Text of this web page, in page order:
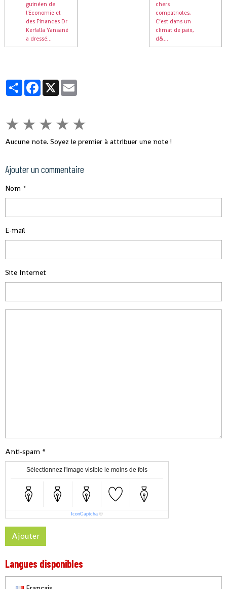
guinéen de
l'Economie et
des Finances Dr
Kerfalla Yansané
a dressé...
chers
compatriotes,
C’est dans un
climat de paix,
d&...
PartagerFacebook
X
★ ★ ★ ★ ★
Aucune note. Soyez le premier à attribuer une note !
Ajouter un commentaire
Nom
E-mail
Site Internet
Anti-spam
Sélectionnez l'image visible le moins de fois
IconCaptcha ©
Ajouter
Langues disponibles